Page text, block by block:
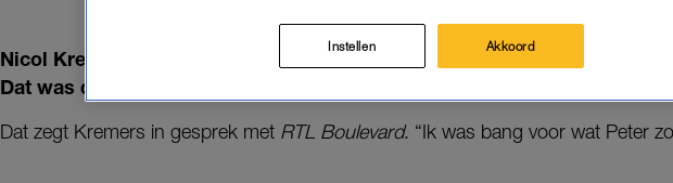
Nicol Kremers is tijdens hun relatie bang geweest voor haar ex, SBS-
Dat was de reden dat zij bij hem bleef.
Dat zegt Kremers in gesprek met RTL Boulevard. “Ik was bang voor wat Peter
Instellen Akkoord